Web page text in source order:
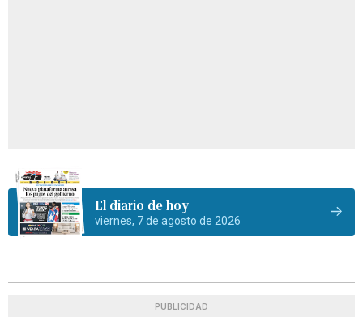
El diario de hoy
viernes, 7 de agosto de 2026
PUBLICIDAD